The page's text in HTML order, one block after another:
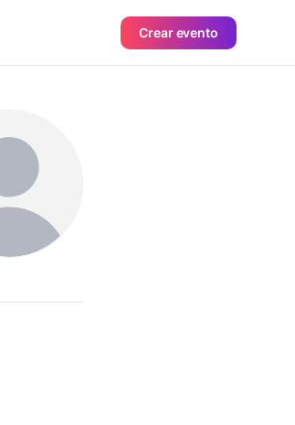
Crear evento